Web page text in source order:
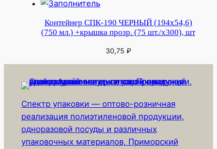
Контейнер СПК-190 ЧЕРНЫЙ (194х54,6)
(750 мл.) +крышка прозр. (75 шт./х300), шт
30,75 ₽
Спектр упаковки — оптово-розничная
реализация полиэтиленовой продукции,
одноразовой посуды и различных
упаковочных материалов, Приморский